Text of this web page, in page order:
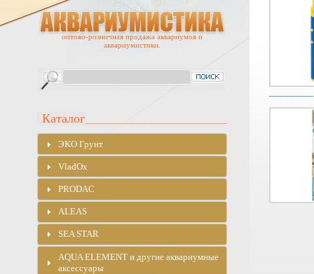
оптово-розничная продажа аквариумов и
аквариумистики.
Каталог
ЭKO Грунт
VladOx
PRODAC
ALEAS
SEA STAR
AQUA ELEMENT и другие аквариумные
аксессуары